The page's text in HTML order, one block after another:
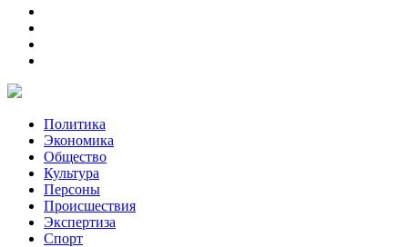
Политика
Экономика
Общество
Культура
Персоны
Происшествия
Экспертиза
Спорт